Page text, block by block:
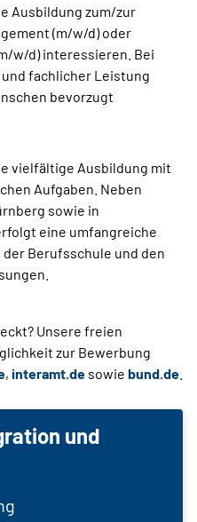
Ausbildung zum/zur
(m/w/d) oder
w/d) interessieren. Bei
fachlicher Leistung
bevorzugt
vielfältige Ausbildung mit
Aufgaben. Neben
sowie in
eine umfangreiche
Berufsschule und den
Unsere freien
zur Bewerbung
, interamt.de sowie bund.de
und